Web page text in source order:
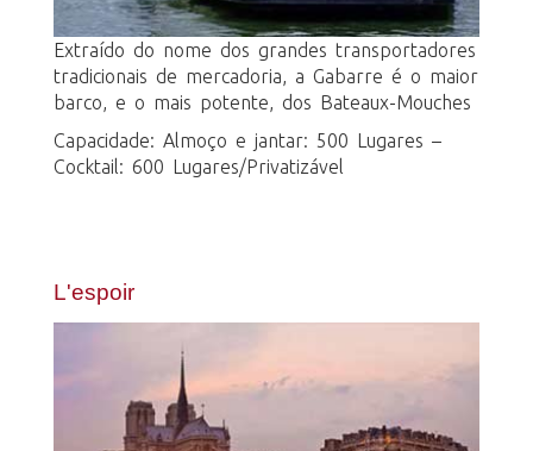
Extraído do nome dos grandes transportadores
tradicionais de mercadoria, a Gabarre é o maior
barco, e o mais potente, dos Bateaux-Mouches
Capacidade: Almoço e jantar: 500 Lugares –
Cocktail: 600 Lugares/Privatizável
L'espoir